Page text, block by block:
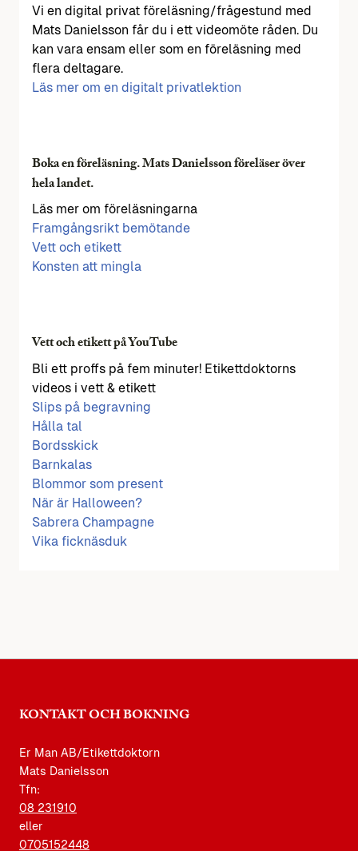
Vi en digital privat föreläsning/frågestund med
Mats Danielsson får du i ett videomöte råden. Du
kan vara ensam eller som en föreläsning med
flera deltagare.
Läs mer om en digitalt privatlektion
Boka en föreläsning. Mats Danielsson föreläser över
hela landet.
Läs mer om föreläsningarna
Framgångsrikt bemötande
Vett och etikett
Konsten att mingla
Vett och etikett på YouTube
Bli ett proffs på fem minuter! Etikettdoktorns
videos i vett & etikett
Slips på begravning
Hålla tal
Bordsskick
Barnkalas
Blommor som present
När är Halloween?
Sabrera Champagne
Vika ficknäsduk
KONTAKT OCH BOKNING
Er Man AB/Etikettdoktorn
Mats Danielsson
Tfn:
08 231910
eller
0705152448